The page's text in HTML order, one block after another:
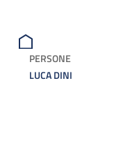
PERSONE
LUCA DINI